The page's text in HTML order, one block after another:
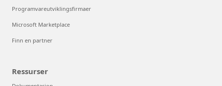
Programvareutviklingsfirmaer
Microsoft Marketplace
Finn en partner
Ressurser